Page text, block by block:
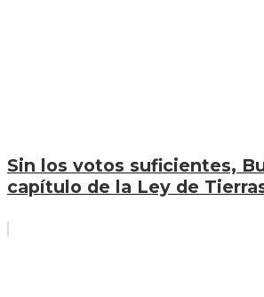
Sin los votos suficientes,
capítulo de la Ley de